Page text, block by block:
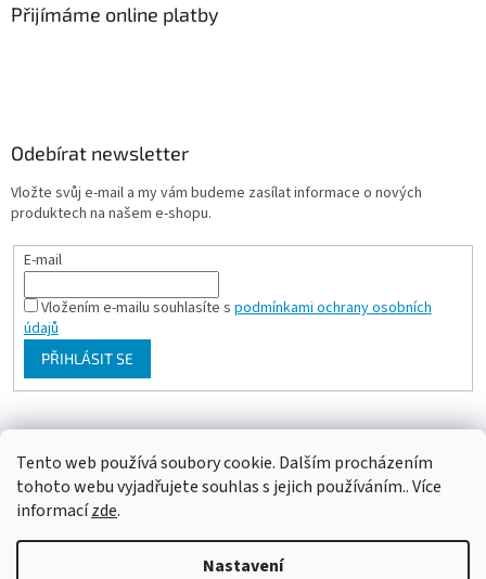
Tento web používá soubory cookie. Dalším procházením
tohoto webu vyjadřujete souhlas s jejich používáním.. Více
informacízde.
Nastavení
Přijímáme online platby
Odebírat newsletter
Vložte svůj e-mail a my vám budeme zasílat informace o nových
produktech na našem e-shopu.
E-mail
Vložením e-mailu souhlasíte s podmínkami ochrany osobních
údajů
PŘIHLÁSIT SE